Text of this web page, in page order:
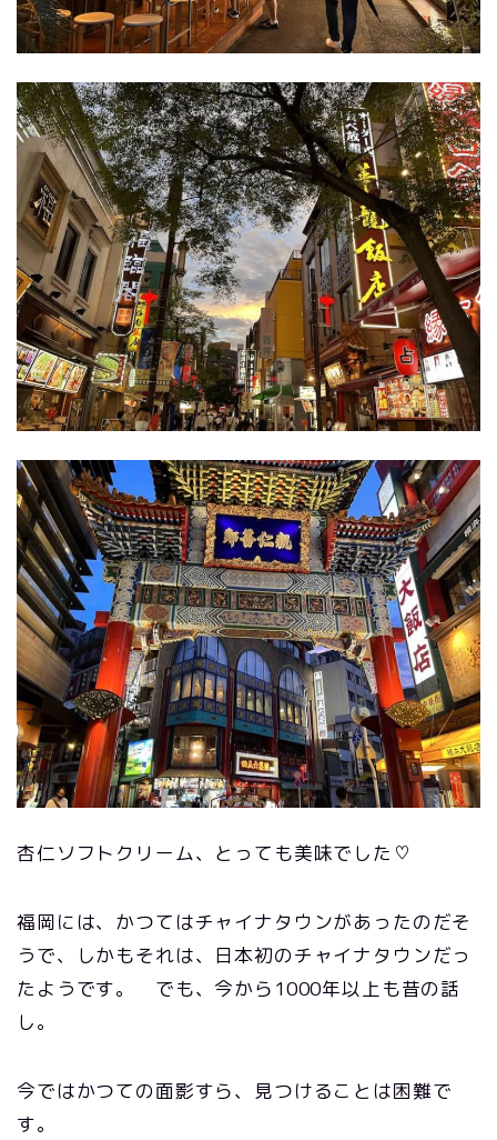
杏仁ソフトクリーム、とっても美味でした♡
福岡には、かつてはチャイナタウンがあったのだそ
うで、しかもそれは、日本初のチャイナタウンだっ
たようです。 でも、今から1000年以上も昔の話
し。
今ではかつての面影すら、見つけることは困難で
す。